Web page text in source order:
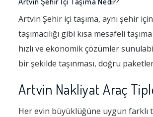
Artvin Şehir içi taşıma, aynı şehir
taşımacılığı gibi kısa mesafeli
hızlı ve ekonomik çözümler
bir şekilde taşınması, doğru
Artvin Nakliyat Araç
Her evin büyüklüğüne uygun farklı